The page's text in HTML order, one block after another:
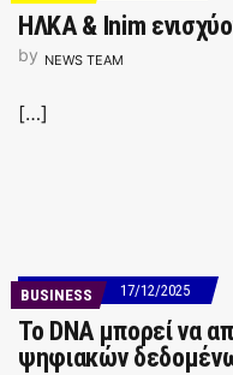
ΗΛΚΑ & Inim
by NEWS TEAM
[…]
BUSINESS 17/12/2025
Το DNA μπορεί να
ψηφιακών